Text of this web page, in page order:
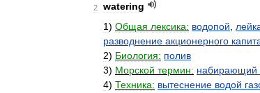
2
watering
1) Общая лексика: водопой
разводнение акционерного
2) Биология: полив
3) Морской термин: набирающий
4) Техника: вытеснение водой